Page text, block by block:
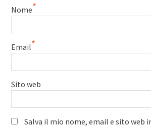
Nome*
Email*
Sito web
Salva il mio nome, email e sito web